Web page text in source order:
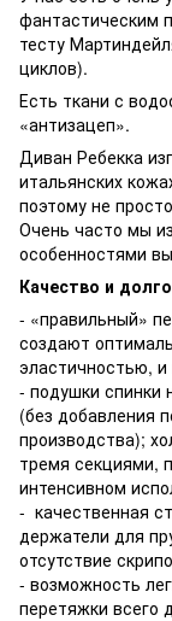
фантастическим
тесту
циклов).
Есть ткани с
«антизацеп».
Диван Ребекка
итальянских
поэтому не
Очень часто мы
особенностями
Качество и
- «правильный»
создают
эластичностью,
- подушки спинки
(без добавления
производства);
тремя секциями,
интенсивном
- качественная
держатели для
отсутствие
- возможность
перетяжки всего